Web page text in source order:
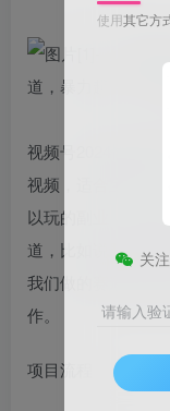
视频号2024情感新
视频，适合宝妈、
以玩的副业，非常
道，比如说影视剪
我们做的赛道是情
作。
项目流程
使用其它方
关
请输入验